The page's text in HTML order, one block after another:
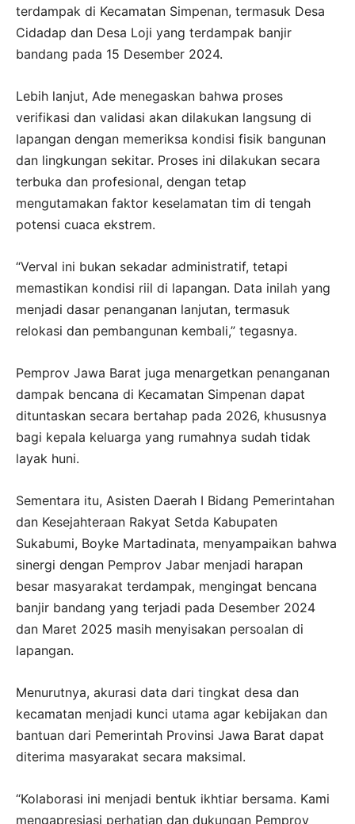
terdampak di Kecamatan Simpenan, termasuk Desa
Cidadap dan Desa Loji yang terdampak banjir
bandang pada 15 Desember 2024.
Lebih lanjut, Ade menegaskan bahwa proses
verifikasi dan validasi akan dilakukan langsung di
lapangan dengan memeriksa kondisi fisik bangunan
dan lingkungan sekitar. Proses ini dilakukan secara
terbuka dan profesional, dengan tetap
mengutamakan faktor keselamatan tim di tengah
potensi cuaca ekstrem.
“Verval ini bukan sekadar administratif, tetapi
memastikan kondisi riil di lapangan. Data inilah yang
menjadi dasar penanganan lanjutan, termasuk
relokasi dan pembangunan kembali,” tegasnya.
Pemprov Jawa Barat juga menargetkan penanganan
dampak bencana di Kecamatan Simpenan dapat
dituntaskan secara bertahap pada 2026, khususnya
bagi kepala keluarga yang rumahnya sudah tidak
layak huni.
Sementara itu, Asisten Daerah I Bidang Pemerintahan
dan Kesejahteraan Rakyat Setda Kabupaten
Sukabumi, Boyke Martadinata, menyampaikan bahwa
sinergi dengan Pemprov Jabar menjadi harapan
besar masyarakat terdampak, mengingat bencana
banjir bandang yang terjadi pada Desember 2024
dan Maret 2025 masih menyisakan persoalan di
lapangan.
Menurutnya, akurasi data dari tingkat desa dan
kecamatan menjadi kunci utama agar kebijakan dan
bantuan dari Pemerintah Provinsi Jawa Barat dapat
diterima masyarakat secara maksimal.
“Kolaborasi ini menjadi bentuk ikhtiar bersama. Kami
mengapresiasi perhatian dan dukungan Pemprov